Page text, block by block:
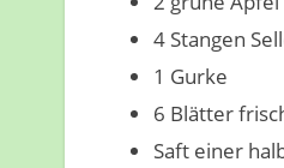
4 Stangen
1 Gurke
6 Blätter
Saft einer